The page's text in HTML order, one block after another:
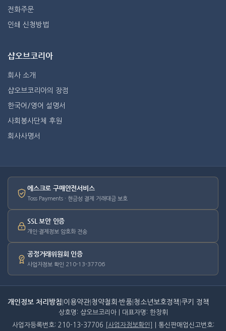
전화주문
인쇄 신청방법
샵오브코리아
회사 소개
샵오브코리아의 장점
한국어/영어 설명서
사회봉사단체 후원
회사사명서
에스크로 구매안전서비스
Toss Payments · 현금성 결제 거래대금 보호
SSL 보안 인증
개인·결제정보 암호화 전송
공정거래위원회 인증
사업자정보 확인 210-13-37706
개인정보 처리방침 이용약관 청약철회·반품 청소년보호정책 쿠키 정책
상호명: 샵오브코리아 | 대표자명: 한창휘
사업자등록번호: 210-13-37706
[사업자정보확인] | 통신판매업신고번호: